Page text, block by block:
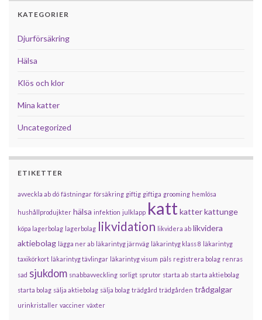
KATEGORIER
Djurförsäkring
Hälsa
Klös och klor
Mina katter
Uncategorized
ETIKETTER
avveckla ab dö fästningar försäkring giftig giftiga grooming hemlösa
hushållprodujkter hälsa infektion julklapp kattkatterkattunge
köpa lagerbolag lagerbolag likvidation likvidera ab likvidera
aktiebolag lägga ner ab läkarintyg järnväg läkarintyg klass 8 läkarintyg
taxikörkort läkarintyg tävlingar läkarintyg visum päls registrera bolag renras
sad sjukdom snabbavveckling sorligt sprutor starta ab starta aktiebolag
starta bolag sälja aktiebolag sälja bolag trädgård trädgården trådgalgar
urinkristaller vacciner växter